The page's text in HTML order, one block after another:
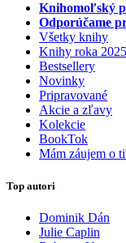
Knihomoľský
Odporúčame
Všetky knihy
Knihy roka 2025
Bestsellery
Novinky
Pripravované
Akcie a zľavy
Kolekcie
BookTok
Mám záujem o
Top autori
Dominik Dán
Julie Caplin